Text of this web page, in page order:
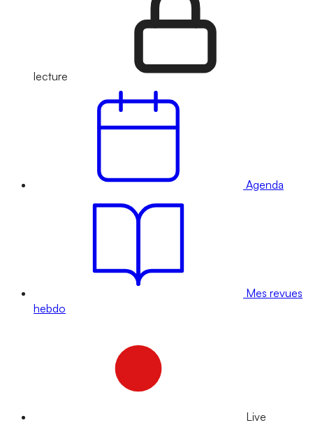
lecture
Agenda
Mes revues
hebdo
Live